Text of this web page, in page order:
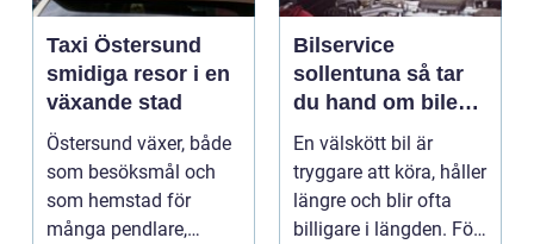
Taxi Östersund
smidiga resor i en
växande stad
Östersund växer, både
som besöksmål och
som hemstad för
många pendlare,
Bilservice
sollentuna så tar
du hand om bilen
på ett smart sätt
En välskött bil är
tryggare att köra, håller
längre och blir ofta
billigare i längden. För